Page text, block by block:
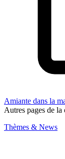
Amiante dans la
Autres pages de
Thèmes & News